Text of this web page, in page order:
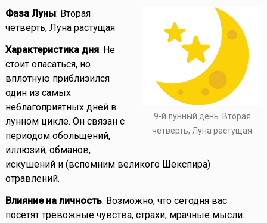
9-й лунный день. Вторая
четверть, Луна растущая
Фаза Луны: Вторая
четверть, Луна растущая
Характеристика дня: Не
стоит опасаться, но
вплотную приблизился
один из самых
неблагоприятных дней в
лунном цикле. Он связан с
периодом обольщений,
иллюзий, обманов,
искушений и (вспомним великого Шекспира)
отравлений.
Влияние на личность: Возможно, что сегодня вас
посетят тревожные чувства, страхи, мрачные мысли.